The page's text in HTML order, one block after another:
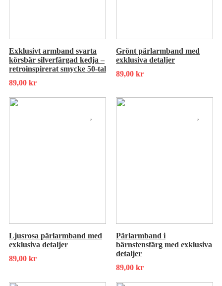
Exklusivt armband svarta
körsbär silverfärgad kedja –
retroinspirerat smycke 50-tal
89,00 kr
Grönt pärlarmband med
exklusiva detaljer
89,00 kr
Ljusrosa pärlarmband med
exklusiva detaljer
89,00 kr
Pärlarmband i
bärnstensfärg med exklusiva
detaljer
89,00 kr